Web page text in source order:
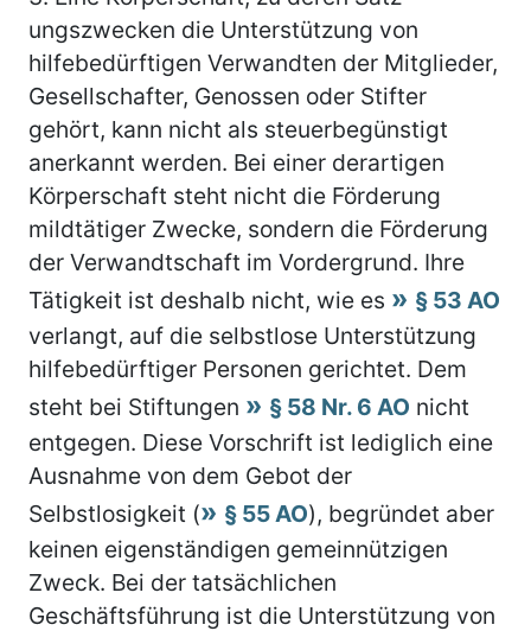
ungszwecken die Unterstützung von
hilfebedürftigen Verwandten der Mitglieder,
Gesellschafter, Genossen oder Stifter
gehört, kann nicht als steuerbegünstigt
anerkannt werden. Bei einer derartigen
Körperschaft steht nicht die Förderung
mildtätiger Zwecke, sondern die Förderung
der Verwandtschaft im Vordergrund. Ihre
Tätigkeit ist deshalb nicht, wie es
§ 53 AO
verlangt, auf die selbstlose Unterstützung
hilfebedürftiger Personen gerichtet. Dem
steht bei Stiftungen
§ 58 Nr. 6 AO nicht
entgegen. Diese Vorschrift ist lediglich eine
Ausnahme von dem Gebot der
Selbstlosigkeit (
§ 55 AO), begründet aber
keinen eigenständigen gemeinnützigen
Zweck. Bei der tatsächlichen
Geschäftsführung ist die Unterstützung von